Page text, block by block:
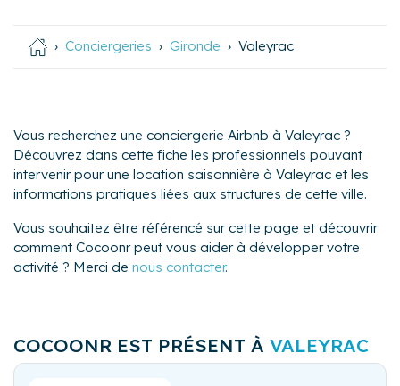
Conciergeries Gironde Valeyrac
Vous recherchez une conciergerie Airbnb à Valeyrac ?
Découvrez dans cette fiche les professionnels pouvant
intervenir pour une location saisonnière à Valeyrac et les
informations pratiques liées aux structures de cette ville.
Vous souhaitez être référencé sur cette page et découvrir
comment Cocoonr peut vous aider à développer votre
activité ? Merci de nous contacter.
COCOONR EST PRÉSENT À VALEYRAC